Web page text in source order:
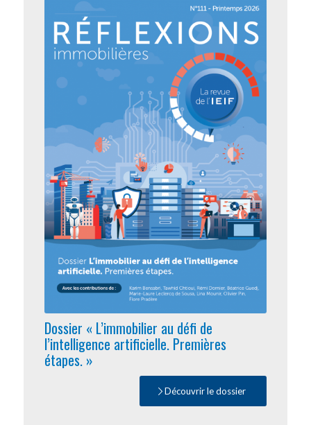
Dossier « L’immobilier au défi de
l’intelligence artificielle. Premières
étapes. »
Découvrir le dossier